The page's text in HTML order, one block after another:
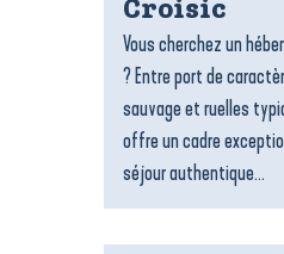
Croisic
Vous cherchez un
? Entre port de
sauvage et ruelles
offre un cadre
séjour authentique...